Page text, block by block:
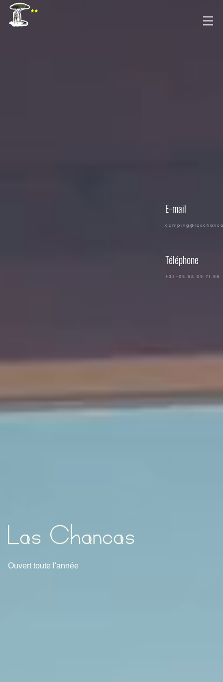
Las Chancas
Ouvert toute l'année
E-mail
Téléphone
+33-05.58.09.71.98